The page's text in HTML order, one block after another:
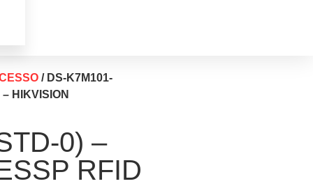
/ DS-K7M101-
HIKVISION
0) –
RFID